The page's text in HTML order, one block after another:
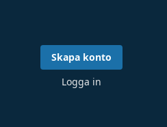
Skapa konto
Logga in